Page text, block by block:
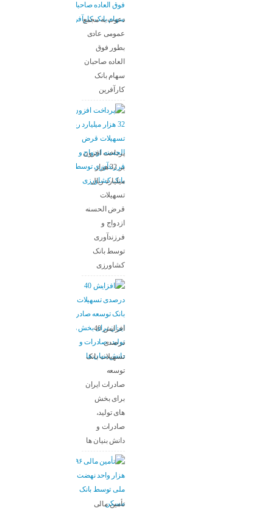
دعوت به مجمع
عمومی عادی
بطور فوق
العاده صاحبان
سهام بانک
کارآفرین
پرداخت افزون
بر 32 هزار
میلیارد ریال
تسهیلات
قرض الحسنه
ازدواج و
فرزندآوری
توسط بانک
کشاورزی
افزایش 40
درصدی
تسهیلات بانک
توسعه
صادرات ایران
برای بخش
های تولید،
صادرات و
دانش بنیان ها
تأمین مالی